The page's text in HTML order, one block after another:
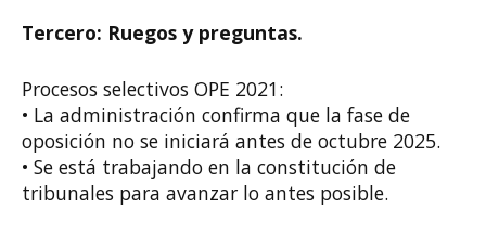
Tercero: Ruegos y preguntas.
Procesos selectivos OPE 2021:
• La administración confirma que la fase de
oposición no se iniciará antes de octubre 2025.
• Se está trabajando en la constitución de
tribunales para avanzar lo antes posible.